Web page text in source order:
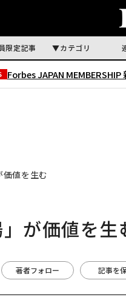
限定記事 カテゴリ
Forbes JAPAN MEMBERSHIP
価値を生む
が価値を生
著者フォロー 記事を